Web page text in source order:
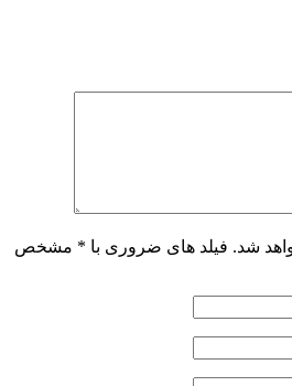
شد. فیلد های ضروری با * مشخص